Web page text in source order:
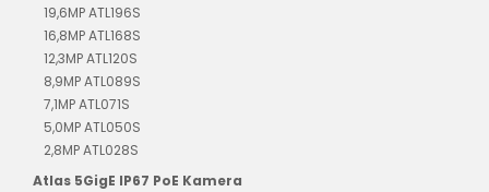
19,6MP ATL196S
16,8MP ATL168S
12,3MP ATL120S
8,9MP ATL089S
7,1MP ATL071S
5,0MP ATL050S
2,8MP ATL028S
Atlas 5GigE IP67 PoE Kamera